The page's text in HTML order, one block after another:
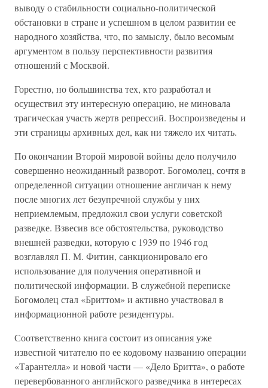
выводу о стабильности социально-политической
обстановки в стране и успешном в целом развитии ее
народного хозяйства, что, по замыслу, было весомым
аргументом в пользу перспективности развития
отношений с Москвой.
Горестно, но большинства тех, кто разработал и
осуществил эту интересную операцию, не миновала
трагическая участь жертв репрессий. Воспроизведены и
эти страницы архивных дел, как ни тяжело их читать.
По окончании Второй мировой войны дело получило
совершенно неожиданный разворот. Богомолец, сочтя в
определенной ситуации отношение англичан к нему
после многих лет безупречной службы у них
неприемлемым, предложил свои услуги советской
разведке. Взвесив все обстоятельства, руководство
внешней разведки, которую с 1939 по 1946 год
возглавлял П. М. Фитин, санкционировало его
использование для получения оперативной и
политической информации. В служебной переписке
Богомолец стал «Бриттом» и активно участвовал в
информационной работе резидентуры.
Соответственно книга состоит из описания уже
известной читателю по ее кодовому названию операции
«Тарантелла» и новой части — «Дело Бритта», о работе
перевербованного английского разведчика в интересах